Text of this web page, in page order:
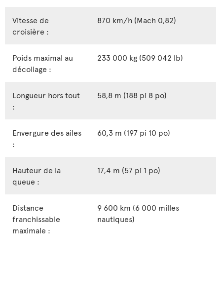
Vitesse de
croisière :
870 km/h (Mach 0,82)
Poids maximal au
décollage :
233 000 kg (509 042 lb)
Longueur hors tout
:
58,8 m (188 pi 8 po)
Envergure des ailes
:
60,3 m (197 pi 10 po)
Hauteur de la
queue :
17,4 m (57 pi 1 po)
Distance
franchissable
maximale :
9 600 km (6 000 milles
nautiques)